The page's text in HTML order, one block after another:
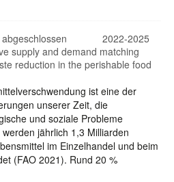
abgeschlossen
2022-2025
supply and demand matching
reduction in the perishable food
ist eine der
unserer Zeit, die
und soziale Probleme
jährlich 1,3 Milliarden
im Einzelhandel und beim
(FAO 2021). Rund 20 %